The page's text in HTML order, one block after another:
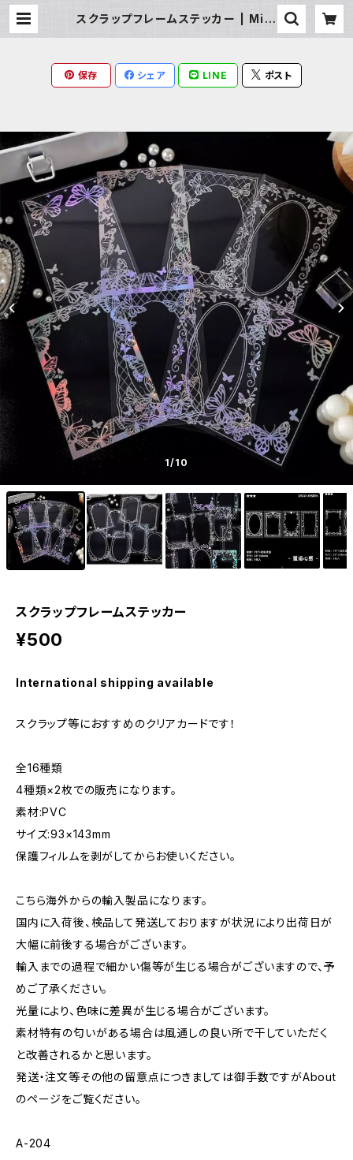
スクラップフレームステッカー | Milk
保存 シェア LINE ポスト
1/10
スクラップフレームステッカー
¥500
International shipping available
スクラップ等におすすめのクリアカードです！
全16種類
4種類×2枚での販売になります。
素材:PVC
サイズ:93×143mm
保護フィルムを剥がしてからお使いください。
こちら海外からの輸入製品になります。
国内に入荷後、検品して発送しておりますが状況により出荷日が
大幅に前後する場合がございます。
輸入までの過程で細かい傷等が生じる場合がございますので、予
めご了承ください。
光量により、色味に差異が生じる場合がございます。
素材特有の匂いがある場合は風通しの良い所で干していただく
と改善されるかと思います。
発送・注文等その他の留意点につきましては御手数ですがAbout
のページをご覧ください。
A-204